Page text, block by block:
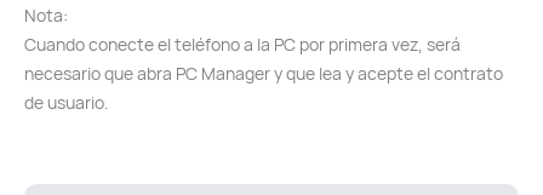
Nota:
Cuando conecte el teléfono a la PC por primera vez, será
necesario que abra PC Manager y que lea y acepte el contrato
de usuario.